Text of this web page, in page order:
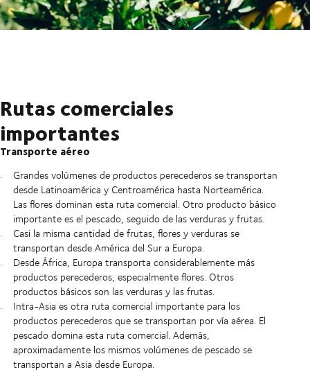
Rutas comerciales
importantes
Transporte aéreo
Grandes volúmenes de productos perecederos se transportan
desde Latinoamérica y Centroamérica hasta Norteamérica.
Las flores dominan esta ruta comercial. Otro producto básico
importante es el pescado, seguido de las verduras y frutas.
Casi la misma cantidad de frutas, flores y verduras se
transportan desde América del Sur a Europa.
Desde África, Europa transporta considerablemente más
productos perecederos, especialmente flores. Otros
productos básicos son las verduras y las frutas.
Intra-Asia es otra ruta comercial importante para los
productos perecederos que se transportan por vía aérea. El
pescado domina esta ruta comercial. Además,
aproximadamente los mismos volúmenes de pescado se
transportan a Asia desde Europa.